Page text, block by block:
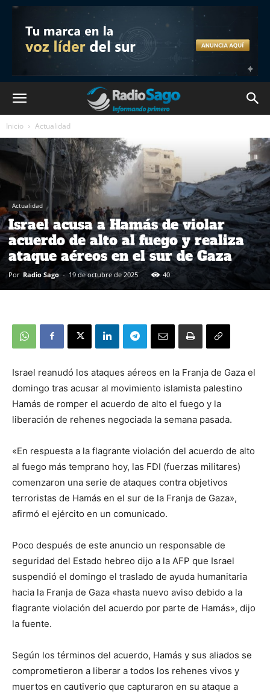
Inicio Actualidad
Actualidad
Israel acusa a Hamás de violar
acuerdo de alto al fuego y realiza
ataque aéreos en el sur de Gaza
Por Radio Sago - 19 de octubre de 2025 40
Israel reanudó los ataques aéreos en la Franja de Gaza el
domingo tras acusar al movimiento islamista palestino
Hamás de romper el acuerdo de alto el fuego y la
liberación de rehenes negociada la semana pasada.
«En respuesta a la flagrante violación del acuerdo de alto
al fuego más temprano hoy, las FDI (fuerzas militares)
comenzaron una serie de ataques contra objetivos
terroristas de Hamás en el sur de la Franja de Gaza»,
afirmó el ejército en un comunicado.
Poco después de este anuncio un responsable de
seguridad del Estado hebreo dijo a la AFP que Israel
suspendió el domingo el traslado de ayuda humanitaria
hacia la Franja de Gaza «hasta nuevo aviso debido a la
flagrante violación del acuerdo por parte de Hamás», dijo
la fuente.
Según los términos del acuerdo, Hamás y sus aliados se
comprometieron a liberar a todos los rehenes vivos y
muertos en cautiverio que capturaron en su ataque a